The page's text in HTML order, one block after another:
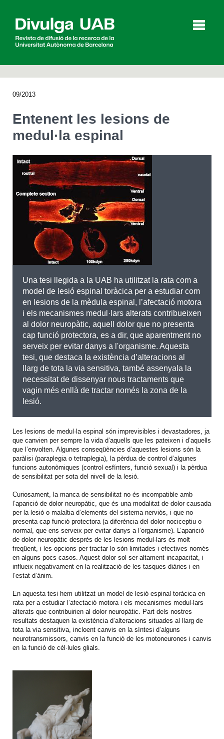
English Español
CERCAR
09/2013
Entenent les lesions de
medul·la espinal
Una tesi llegida a la UAB ha utilitzat la rata com a
model de lesió espinal toràcica per a estudiar com
en lesions de la mèdula espinal, l’afectació motora
i els mecanismes medul·lars alterats contribueixen
al dolor neuropàtic, aquell dolor que no presenta
cap funció protectora, es a dir, que aparentment no
serveix per evitar danys a l'organisme. Aquesta
tesi, que destaca la existència d’alteracions al
llarg de tota la via sensitiva, també assenyala la
necessitat de dissenyar nous tractaments que
vagin més enllà de tractar només la zona de la
lesió.
Les lesions de medul·la espinal són imprevisibles i devastadores, ja
que canvien per sempre la vida d’aquells que les pateixen i d’aquells
que l’envolten. Algunes conseqüències d’aquestes lesions són la
paràlisi (paraplegia o tetraplegia), la pèrdua de control d’algunes
funcions autonòmiques (control esfínters, funció sexual) i la pèrdua
de sensibilitat per sota del nivell de la lesió.
Curiosament, la manca de sensibilitat no és incompatible amb
l’aparició de dolor neuropàtic, que és una modalitat de dolor causada
per la lesió o malaltia d’elements del sistema nerviós, i que no
presenta cap funció protectora (a diferència del dolor nociceptiu o
normal, que ens serveix per evitar danys a l’organisme). L’aparició
de dolor neuropàtic després de les lesions medul·lars és molt
freqüent, i les opcions per tractar-lo són limitades i efectives només
en alguns pocs casos. Aquest dolor sol ser altament incapacitat, i
influeix negativament en la realització de les tasques diàries i en
l’estat d’ànim.
En aquesta tesi hem utilitzat un model de lesió espinal toràcica en
rata per a estudiar l’afectació motora i els mecanismes medul·lars
alterats que contribuirien al dolor neuropàtic. Part dels nostres
resultats destaquen la existència d’alteracions situades al llarg de
tota la via sensitiva, incloent canvis en la síntesi d’alguns
neurotransmissors, canvis en la funció de les motoneurones i canvis
en la funció de cèl·lules glials.